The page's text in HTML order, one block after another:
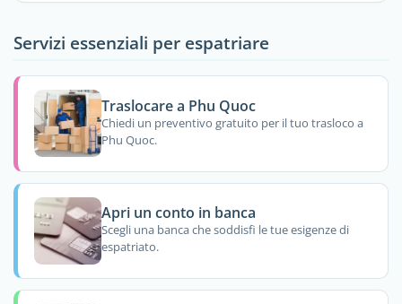
Servizi essenziali per espatriare
Traslocare a Phu Quoc
Chiedi un preventivo gratuito per il tuo trasloco a
Phu Quoc.
Apri un conto in banca
Scegli una banca che soddisfi le tue esigenze di
espatriato.